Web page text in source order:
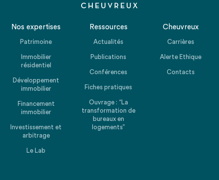
Nos expertises
Patrimoine
Immobilier
résidentiel
Développement
immobilier
Financement
immobilier
Investissement et
arbitrage
Le Lab
Ressources
Actualités
Publications
Conférences
Fiches pratiques
Ouvrage : “La
transformation de
bureaux en
logements”
Cheuvreux
Carrières
Alerte Ethique
Contacts